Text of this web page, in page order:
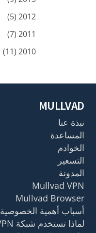
2012 (5)
2011 (7)
2010 (11)
MULLVAD
نبذة عنا
المساعدة
الخوادم
التسعير
المدونة
Mullvad VPN
Mullvad Browser
أسباب أهمية الخصوصية
لماذا تستخدم شبكة Mullvad VPN؟